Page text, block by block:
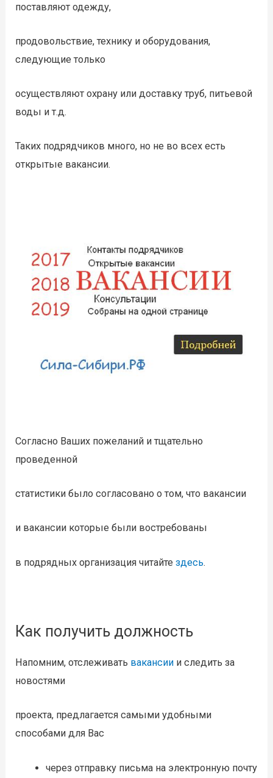
поставляют одежду,
продовольствие, технику и оборудования,
следующие только
осуществляют охрану или доставку труб, питьевой
воды и т.д.
Таких подрядчиков много, но не во всех есть
открытые вакансии.
Согласно Ваших пожеланий и тщательно
проведенной
статистики было согласовано о том, что вакансии
и вакансии которые были востребованы
в подрядных организация читайтездесь.
Как получить должность
Напомним, отслеживать вакансии и следить за
новостями
проекта, предлагается самыми удобными
способами для Вас
через отправку письма на электронную почту